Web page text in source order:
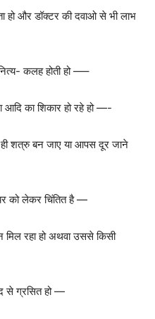
हो और डॉक्टर की दवाओ से भी लाभ
कलह होती हो —–
आदि का शिकार हो रहे हो —-
शत्रु बन जाए या आपस दूर जाने
को लेकर चिंतित है —
रहा हो अथवा उससे किसी
से ग्रसित हो —